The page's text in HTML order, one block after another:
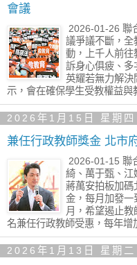
會議
2026-01-26 聯
議爭議不斷，全
動，上千人前往
訴身心俱疲、多
英耀若無力解決
示，會在確保學生受教權益與
2026年1月15日 星期四
兼任行政教師獎金 北市
2026-01-15 聯
綺、萬于甄、江
蔣萬安拍板加碼
金，每月加發一
月，希望遏止
名兼任行政教師受惠，每年增
2026年1月13日 星期二